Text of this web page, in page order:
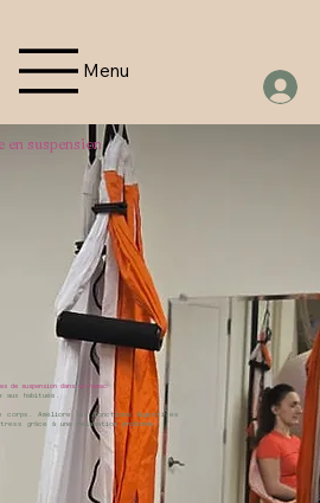
Menu
en suspension
de suspension dans un hamac
aux habitués.
Améliore les fonctions digestives
grâce à une relaxation profonde.